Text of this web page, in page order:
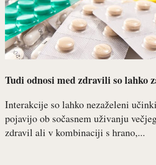
Tudi odnosi med zdravili so lahko
Interakcije so lahko nezaželeni
pojavijo ob sočasnem uživanju
zdravil ali v kombinaciji s hrano,...